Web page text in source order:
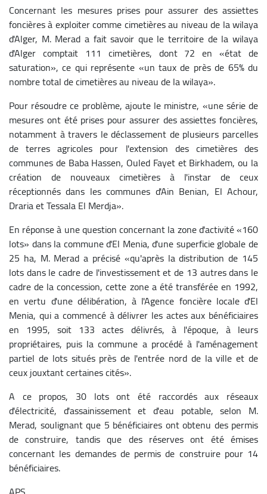
Concernant les mesures prises pour assurer des assiettes
foncières à exploiter comme cimetières au niveau de la wilaya
d'Alger, M. Merad a fait savoir que le territoire de la wilaya
d'Alger comptait 111 cimetières, dont 72 en «état de
saturation», ce qui représente «un taux de près de 65% du
nombre total de cimetières au niveau de la wilaya».
Pour résoudre ce problème, ajoute le ministre, «une série de
mesures ont été prises pour assurer des assiettes foncières,
notamment à travers le déclassement de plusieurs parcelles
de terres agricoles pour l'extension des cimetières des
communes de Baba Hassen, Ouled Fayet et Birkhadem, ou la
création de nouveaux cimetières à l'instar de ceux
réceptionnés dans les communes d'Ain Benian, El Achour,
Draria et Tessala El Merdja».
En réponse à une question concernant la zone d'activité «160
lots» dans la commune d'El Menia, d'une superficie globale de
25 ha, M. Merad a précisé «qu'après la distribution de 145
lots dans le cadre de l'investissement et de 13 autres dans le
cadre de la concession, cette zone a été transférée en 1992,
en vertu d'une délibération, à l'Agence foncière locale d'El
Menia, qui a commencé à délivrer les actes aux bénéficiaires
en 1995, soit 133 actes délivrés, à l'époque, à leurs
propriétaires, puis la commune a procédé à l'aménagement
partiel de lots situés près de l'entrée nord de la ville et de
ceux jouxtant certaines cités».
A ce propos, 30 lots ont été raccordés aux réseaux
d'électricité, d'assainissement et d'eau potable, selon M.
Merad, soulignant que 5 bénéficiaires ont obtenu des permis
de construire, tandis que des réserves ont été émises
concernant les demandes de permis de construire pour 14
bénéficiaires.